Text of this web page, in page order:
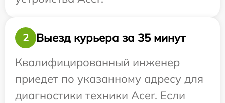
2
Выезд курьера за 35 минут
Квалифицированный инженер
приедет по указанному адресу для
диагностики техники Acer. Если